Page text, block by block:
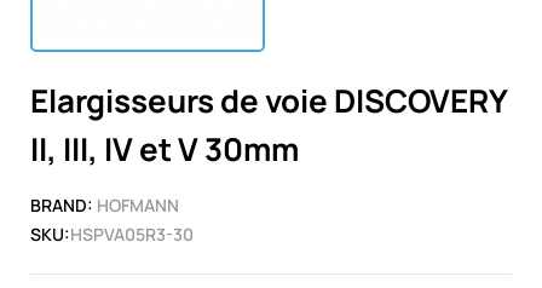
Elargisseurs de voie DISCOVERY
II, III, IV et V 30mm
BRAND: HOFMANN
SKU:HSPVA05R3-30